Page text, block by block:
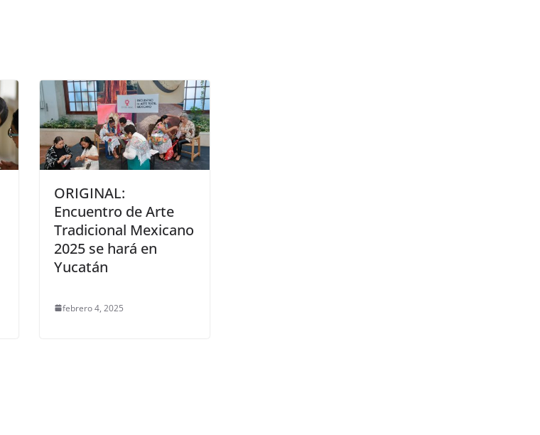
ORIGINAL:
Encuentro de Arte
Tradicional Mexicano
2025 se hará en
Yucatán
febrero 4, 2025